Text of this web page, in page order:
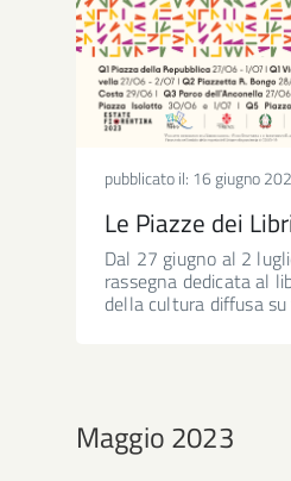
pubblicato il: 16 giugno
Le Piazze dei Libri
Dal 27 giugno al 2
rassegna dedicata al
della cultura diffusa
Maggio 2023